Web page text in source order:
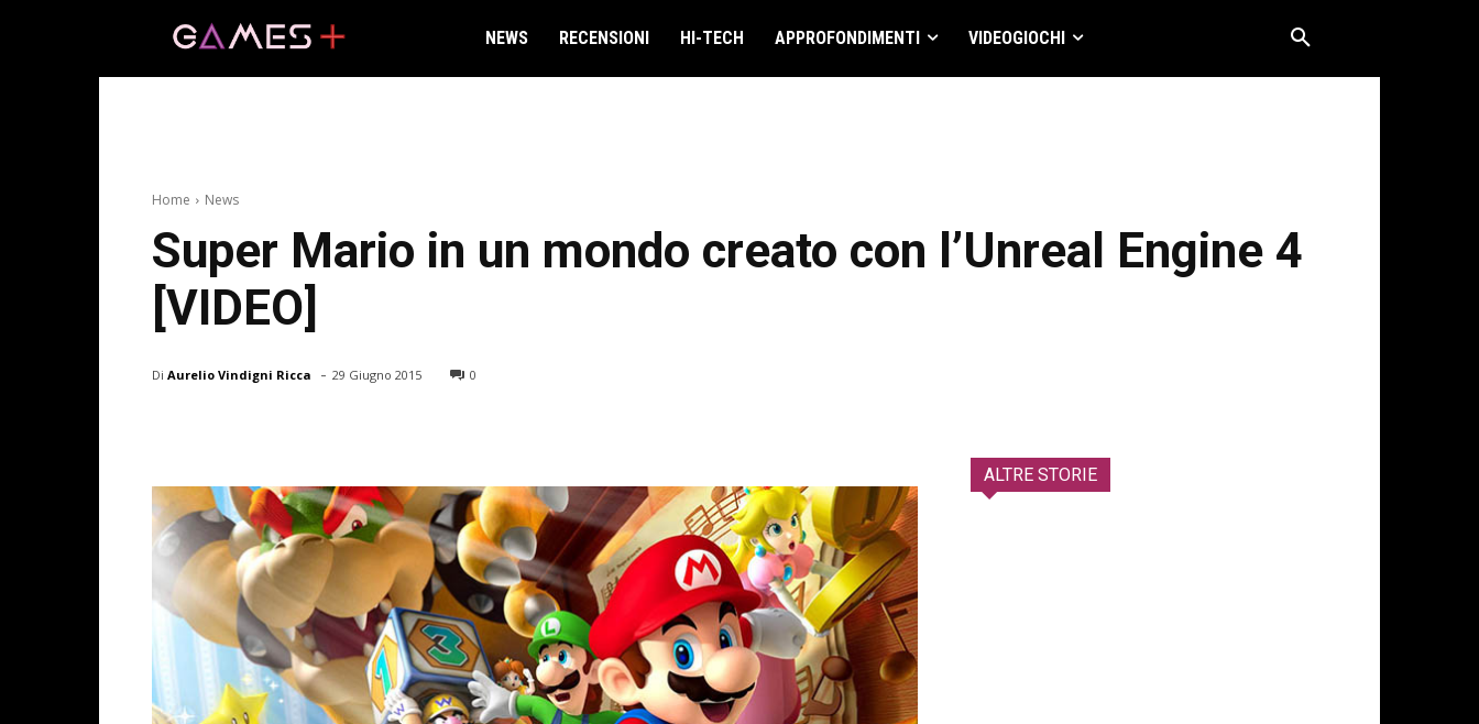
NEWS RECENSIONI HI-TECH APPROFONDIMENTI VIDEOGIOCHI
Home News
Super Mario in un mondo creato con l’Unreal Engine 4
[VIDEO]
Di Aurelio Vindigni Ricca - 29 Giugno 2015 0
ALTRE STORIE